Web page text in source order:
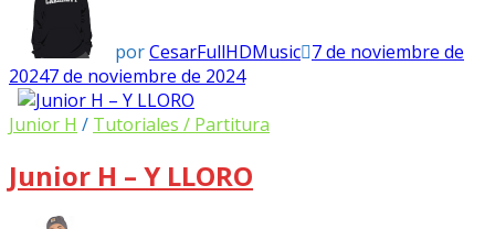
porCesarFullHDMusic 7 de noviembre de
20247 de noviembre de 2024
Junior H / Tutoriales / Partitura
Junior H – Y LLORO